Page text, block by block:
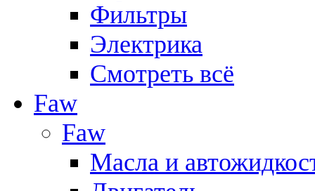
Фильтры
Электрика
Смотреть всё
Faw
Faw
Масла и